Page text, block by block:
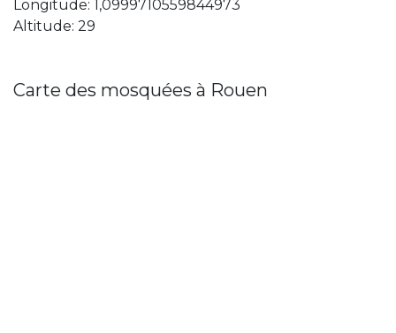
Longitude: 1,0999710559844973
Altitude: 29
Carte des mosquées à Rouen